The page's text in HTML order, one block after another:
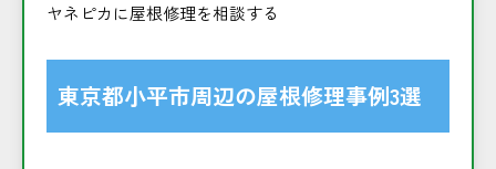
ヤネピカに屋根修理を相談する
東京都小平市周辺の屋根修理事例3選